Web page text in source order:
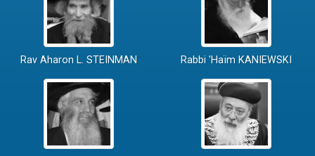
Rav Aharon L. STEINMAN Rabbi 'Haïm KANIEWSKI